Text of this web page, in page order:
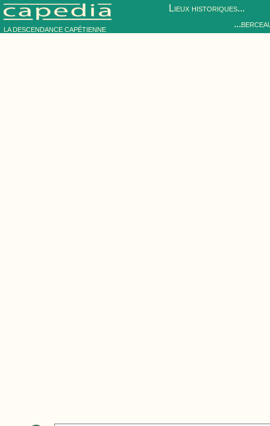
LA DESCENDANCE CAPÉTIENNE
Lieux historiques...